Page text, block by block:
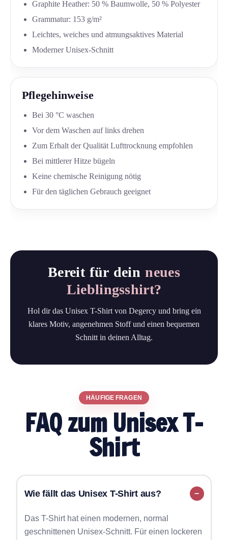
Graphite Heather: 50 % Baumwolle, 50 % Polyester
Grammatur: 153 g/m²
Leichtes, weiches und atmungsaktives Material
Moderner Unisex-Schnitt
Pflegehinweise
Bei 30 °C waschen
Vor dem Waschen auf links drehen
Zum Erhalt der Qualität Lufttrocknung empfohlen
Bei mittlerer Hitze bügeln
Keine chemische Reinigung nötig
Für den täglichen Gebrauch geeignet
Bereit für deinneues
Lieblingsshirt?
Hol dir das Unisex T-Shirt von Degercy und bring ein
klares Motiv, angenehmen Stoff und einen bequemen
Schnitt in deinen Alltag.
HÄUFIGE FRAGEN
FAQ zum Unisex T-
Shirt
Wie fällt das Unisex T-Shirt aus?
Das T-Shirt hat einen modernen, normal
geschnittenen Unisex-Schnitt. Für einen lockeren